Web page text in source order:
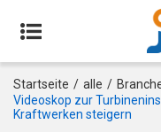
Startseite / alle /
Videoskop zur
Kraftwerken steigern